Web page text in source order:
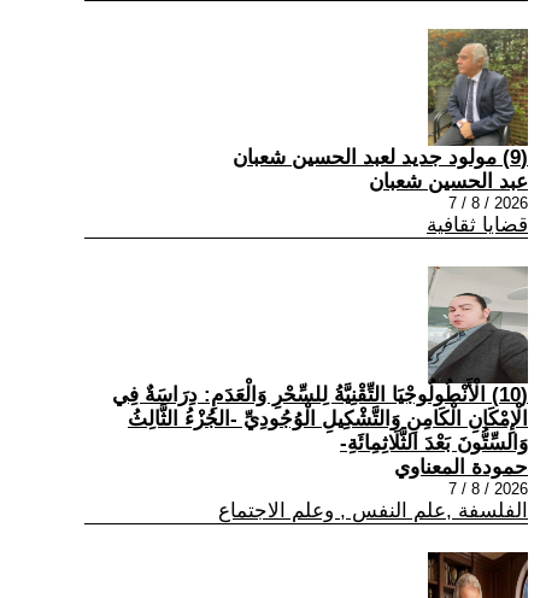
(9) مولود جديد لعبد الحسين شعبان
عبد الحسين شعبان
2026 / 8 / 7
قضايا ثقافية
(10) الْأَنْطُولُوجْيَا التِّقْنِيَّةُ لِلسِّحْرِ وَالْعَدَمِ: دِرَاسَةٌ فِي
الْإِمْكَانِ الْكَامِنِ وَالتَّشْكِيلِ الْوُجُودِيِّ -الجُزْءُ الثَّالِثُ
وَالسِّتُّونَ بَعْدَ الثَّلَاثِمِائَةِ-
حمودة المعناوي
2026 / 8 / 7
الفلسفة ,علم النفس , وعلم الاجتماع